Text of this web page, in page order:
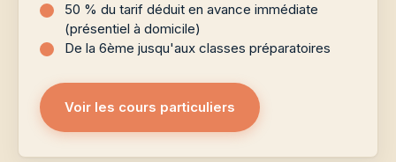
50 % du tarif déduit en avance immédiate
(présentiel à domicile)
De la 6ème jusqu'aux classes préparatoires
Voir les cours particuliers